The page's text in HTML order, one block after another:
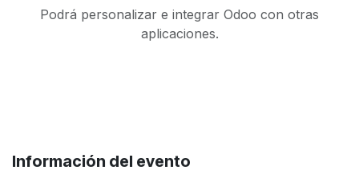
Podrá personalizar e integrar Odoo con otras
aplicaciones.
Información del evento